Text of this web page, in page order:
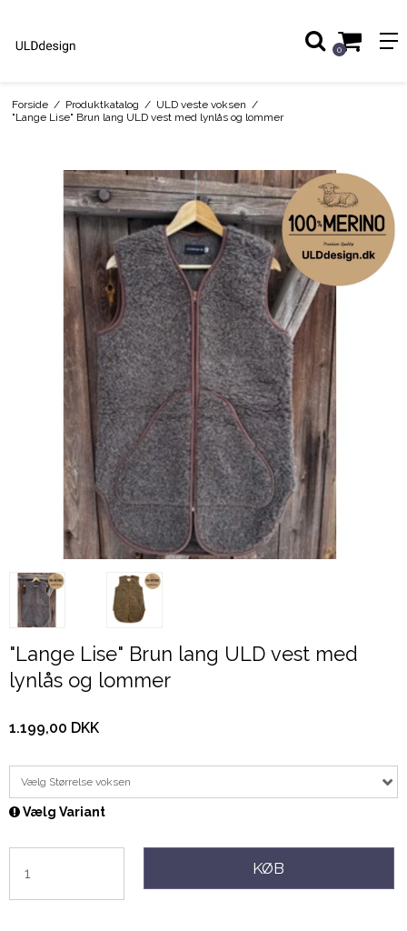
0
Forside / Produktkatalog / ULD veste voksen /
"Lange Lise" Brun lang ULD vest med lynlås og lommer
"Lange Lise" Brun lang ULD vest med
lynlås og lommer
1.199,00 DKK
Vælg Størrelse voksen
Vælg Variant
KØB